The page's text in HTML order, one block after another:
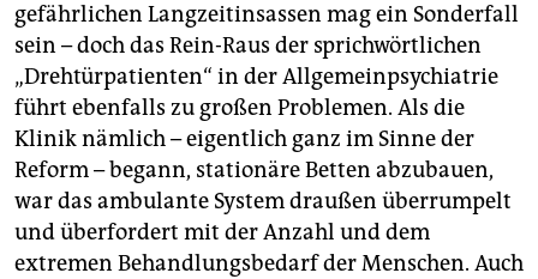
gefährlichen Langzeitinsassen mag ein Sonderfall
sein – doch das Rein-Raus der sprichwörtlichen
„Drehtürpatienten“ in der Allgemeinpsychiatrie
führt ebenfalls zu großen Problemen. Als die
Klinik nämlich – eigentlich ganz im Sinne der
Reform – begann, stationäre Betten abzubauen,
war das ambulante System draußen überrumpelt
und überfordert mit der Anzahl und dem
extremen Behandlungsbedarf der Menschen. Auch